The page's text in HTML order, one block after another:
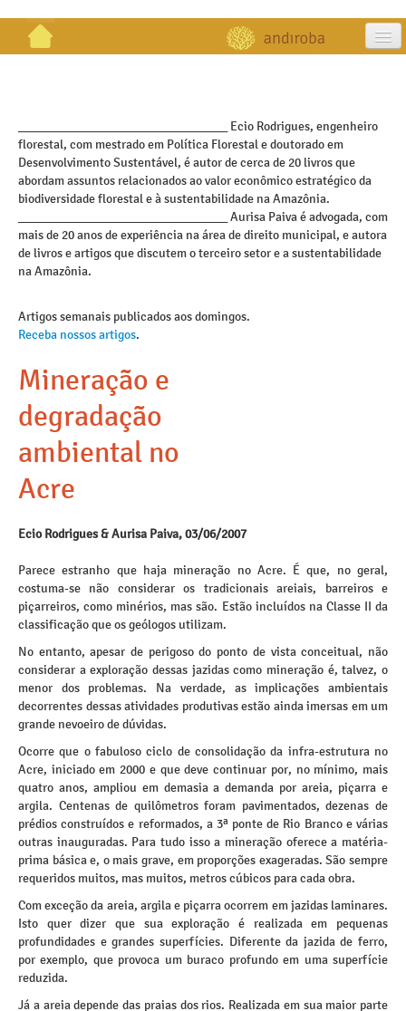
publicações
galeria
contato
_________________________________ Ecio Rodrigues, engenheiro
florestal, com mestrado em Política Florestal e doutorado em
Desenvolvimento Sustentável, é autor de cerca de 20 livros que
abordam assuntos relacionados ao valor econômico estratégico da
biodiversidade florestal e à sustentabilidade na Amazônia.
_________________________________ Aurisa Paiva é advogada, com
mais de 20 anos de experiência na área de direito municipal, e autora
de livros e artigos que discutem o terceiro setor e a sustentabilidade
na Amazônia.
Artigos semanais publicados aos domingos.
Receba nossos artigos.
Mineração e
degradação
ambiental no
Acre
Ecio Rodrigues & Aurisa Paiva, 03/06/2007
Parece estranho que haja mineração no Acre. É que, no geral,
costuma-se não considerar os tradicionais areiais, barreiros e
piçarreiros, como minérios, mas são. Estão incluídos na Classe II da
classificação que os geólogos utilizam.
No entanto, apesar de perigoso do ponto de vista conceitual, não
considerar a exploração dessas jazidas como mineração é, talvez, o
menor dos problemas. Na verdade, as implicações ambientais
decorrentes dessas atividades produtivas estão ainda imersas em um
grande nevoeiro de dúvidas.
Ocorre que o fabuloso ciclo de consolidação da infra-estrutura no
Acre, iniciado em 2000 e que deve continuar por, no mínimo, mais
quatro anos, ampliou em demasia a demanda por areia, piçarra e
argila. Centenas de quilômetros foram pavimentados, dezenas de
prédios construídos e reformados, a 3ª ponte de Rio Branco e várias
outras inauguradas. Para tudo isso a mineração oferece a matéria-
prima básica e, o mais grave, em proporções exageradas. São sempre
requeridos muitos, mas muitos, metros cúbicos para cada obra.
Com exceção da areia, argila e piçarra ocorrem em jazidas laminares.
Isto quer dizer que sua exploração é realizada em pequenas
profundidades e grandes superfícies. Diferente da jazida de ferro,
por exemplo, que provoca um buraco profundo em uma superfície
reduzida.
Já a areia depende das praias dos rios. Realizada em sua maior parte